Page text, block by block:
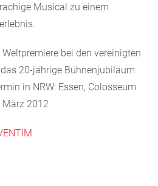
Musical zu einem
bei den vereinigten
20-jährige Bühnenjubiläum
in NRW: Essen, Colosseum
März 2012